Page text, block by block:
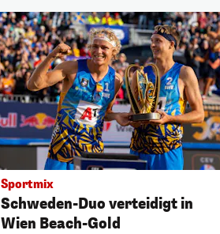
Sportmix
Schweden-Duo verteidigt in
Wien Beach-Gold